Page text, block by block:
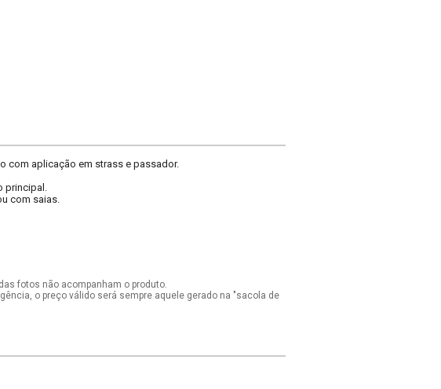
com aplicação em strass e passador.
principal.
com saias.
fotos não acompanham o produto.
o preço válido será sempre aquele gerado na "sacola de